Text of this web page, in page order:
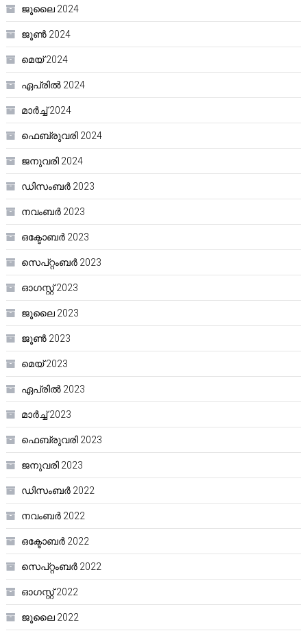
ജൂലൈ 2024
ജൂൺ 2024
മെയ്‌ 2024
ഏപ്രിൽ 2024
മാർച്ച്‌ 2024
ഫെബ്രുവരി 2024
ജനുവരി 2024
ഡിസംബർ 2023
നവംബർ 2023
ഒക്ടോബർ 2023
സെപ്റ്റംബർ 2023
ഓഗസ്റ്റ്‌ 2023
ജൂലൈ 2023
ജൂൺ 2023
മെയ്‌ 2023
ഏപ്രിൽ 2023
മാർച്ച്‌ 2023
ഫെബ്രുവരി 2023
ജനുവരി 2023
ഡിസംബർ 2022
നവംബർ 2022
ഒക്ടോബർ 2022
സെപ്റ്റംബർ 2022
ഓഗസ്റ്റ്‌ 2022
ജൂലൈ 2022